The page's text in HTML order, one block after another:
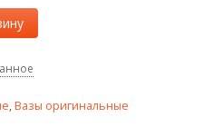
,Вазы оригинальные